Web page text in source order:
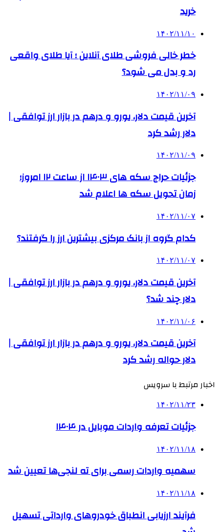
خرید
۱۴۰۲/۱۱/۱۰
خطر خالی فروشی طلای آنلاین ؛ آیا طلای واقعی
رد و بدل می شود؟
۱۴۰۲/۱۱/۰۹
آخرین قیمت دلار، یورو و درهم در بازار ارز توافقی |
دلار رشد کرد
۱۴۰۲/۱۱/۰۹
جزئیات حراج سکه های ۱۴۰۳ از ساعت ۱۲ امروز؛
زمان تحویل سکه ها اعلام شد
۱۴۰۲/۱۱/۰۷
کدام گروه از بانک مرکزی بیشترین ارز را گرفتند؟
۱۴۰۲/۱۱/۰۷
آخرین قیمت دلار، یورو و درهم در بازار ارز توافقی |
دلار چند شد؟
۱۴۰۲/۱۱/۰۶
آخرین قیمت دلار، یورو و درهم در بازار ارز توافقی |
دلار حواله رشد کرد
اخبار مرتبط با سرویس
۱۴۰۲/۱۱/۲۳
جزئیات تعرفه واردات موبایل در ۱۴۰۴
۱۴۰۲/۱۱/۱۸
سهمیه واردات رسمی برای ته لنجی‌ها تعیین شد
۱۴۰۲/۱۱/۱۸
فرآیند ارزیابی انطباق خودروهای وارداتی تسهیل